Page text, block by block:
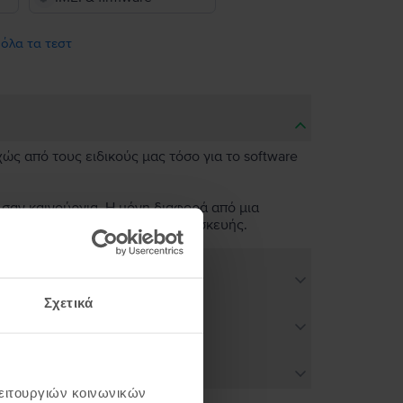
Σχετικά
κοινωνικών
τα τεστ
από τους ειδικούς μας τόσο για το software
καινούργια. Η μόνη διαφορά από μια
λειτουργικότητα της συσκευής.